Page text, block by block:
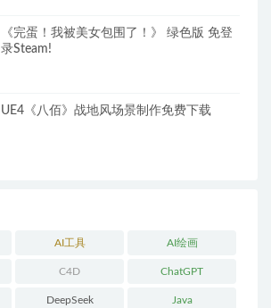
《完蛋！我被美女包围了！》 绿色版 免登
录Steam!
UE4《八佰》战地风场景制作免费下载
AI工具 AI绘画
C4D ChatGPT
DeepSeek Java